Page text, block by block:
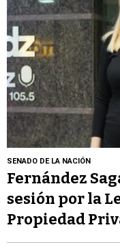
SENADO DE LA NACIÓN
Fernández
sesión por la
Propiedad